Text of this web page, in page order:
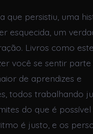
que persistiu, uma
esquecida, um
Livros como
você se sentir
de aprendizes e
todos trabalhando
do que é
é justo, e os